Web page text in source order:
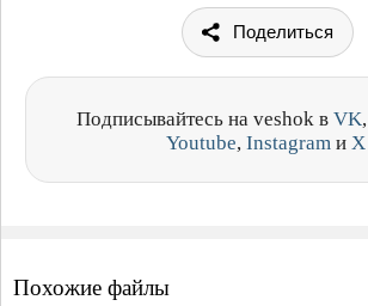
Поделиться
Подписывайтесь на veshok в VK,
Youtube, Instagram и X
Похожие файлы